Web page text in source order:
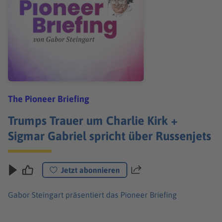
The Pioneer Briefing
Trumps Trauer um Charlie Kirk +
Sigmar Gabriel spricht über Russenjets
Jetzt abonnieren Teilen
Gabor Steingart präsentiert das Pioneer Briefing